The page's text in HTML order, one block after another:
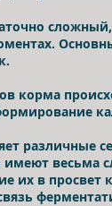
корма
различные
весьма
их в